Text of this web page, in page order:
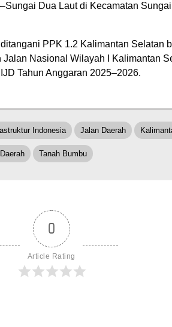
Dua Laut di Kecamatan
PPK 1.2 Kalimantan Selatan
Jalan Nasional Wilayah I Kalimantan
Tahun Anggaran 2025–2026.
Indonesia Jalan Daerah
Tanah Bumbu
0
Article Rating